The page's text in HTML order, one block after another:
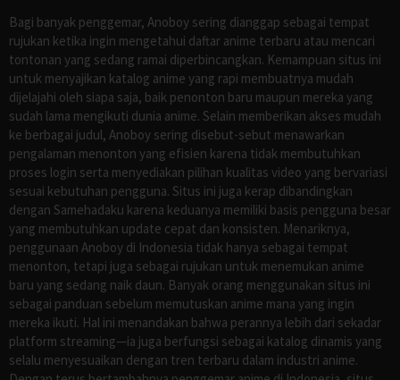
Bagi banyak penggemar, Anoboy sering dianggap sebagai tempat
rujukan ketika ingin mengetahui daftar anime terbaru atau mencari
tontonan yang sedang ramai diperbincangkan. Kemampuan situs ini
untuk menyajikan katalog anime yang rapi membuatnya mudah
dijelajahi oleh siapa saja, baik penonton baru maupun mereka yang
sudah lama mengikuti dunia anime. Selain memberikan akses mudah
ke berbagai judul, Anoboy sering disebut-sebut menawarkan
pengalaman menonton yang efisien karena tidak membutuhkan
proses login serta menyediakan pilihan kualitas video yang bervariasi
sesuai kebutuhan pengguna. Situs ini juga kerap dibandingkan
dengan Samehadaku karena keduanya memiliki basis pengguna besar
yang membutuhkan update cepat dan konsisten. Menariknya,
penggunaan Anoboy di Indonesia tidak hanya sebagai tempat
menonton, tetapi juga sebagai rujukan untuk menemukan anime
baru yang sedang naik daun. Banyak orang menggunakan situs ini
sebagai panduan sebelum memutuskan anime mana yang ingin
mereka ikuti. Hal ini menandakan bahwa perannya lebih dari sekadar
platform streaming—ia juga berfungsi sebagai katalog dinamis yang
selalu menyesuaikan dengan tren terbaru dalam industri anime.